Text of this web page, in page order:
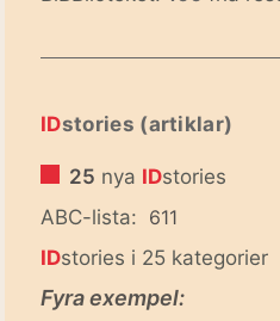
IDstories (artiklar)
25 nya IDstories
ABC-lista: 611
IDstories i 25 kategorier
Fyra exempel: